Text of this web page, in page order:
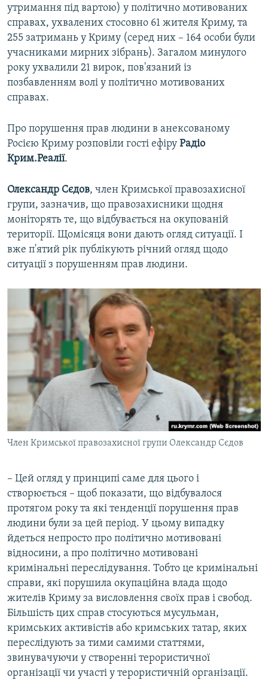
утримання під вартою) у політично мотивованих
справах, ухвалених стосовно 61 жителя Криму, та
255 затримань у Криму (серед них – 164 особи були
учасниками мирних зібрань). Загалом минулого
року ухвалили 21 вирок, пов'язаний із
позбавленням волі у політично мотивованих
справах.
Про порушення прав людини в анексованому
Росією Криму розповіли гості ефіру Радіо
Крим.Реалії.
Олександр Сєдов, член Кримської правозахисної
групи, зазначив, що правозахисники щодня
моніторять те, що відбувається на окупованій
території. Щомісяця вони дають огляд ситуації. І
вже п'ятий рік публікують річний огляд щодо
ситуації з порушенням прав людини.
Член Кримської правозахисної групи Олександр Сєдов
– Цей огляд у принципі саме для цього і
створюється – щоб показати, що відбувалося
протягом року та які тенденції порушення прав
людини були за цей період. У цьому випадку
йдеться непросто про політично мотивовані
відносини, а про політично мотивовані
кримінальні переслідування. Тобто це кримінальні
справи, які порушила окупаційна влада щодо
жителів Криму за висловлення своїх прав і свобод.
Більшість цих справ стосуються мусульман,
кримських активістів або кримських татар, яких
переслідують за тими самими статтями,
звинувачуючи у створенні терористичної
організації чи участі у терористичній організації.